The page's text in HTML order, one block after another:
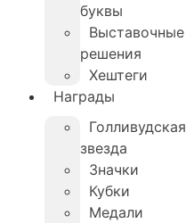
буквы
Выставочные
решения
Хештеги
Награды
Голливудская
звезда
Значки
Кубки
Медали